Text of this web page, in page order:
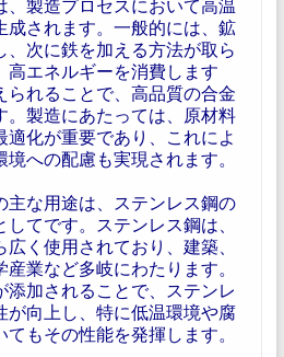
、製造プロセスにおいて高温
成されます。一般的には、鉱
、次に鉄を加える方法が取ら
高エネルギーを消費します
られることで、高品質の合金
。製造にあたっては、原材料
化が重要であり、これによ
への配慮も実現されます。
主な用途は、ステンレス鋼の
てです。ステンレス鋼は、
く使用されており、建築、
業など多岐にわたります。
添加されることで、ステンレ
が向上し、特に低温環境や腐
もその性能を発揮します。